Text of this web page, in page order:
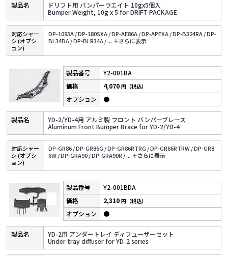
ドリフト用 バンパーウエイト 10gx5個入
Bumper Weight, 10g x 5 for DRIFT PACKAGE
対応シャー
シ (オプシ
ョン)
DP-1093A /DP-180SXA /DP-AE86A /DP-APEXA /DP-B324RA /DP-
BL34DA /DP-BLR34A /... ＋さらに表⽰
Y2-001BA
YD-2/YD-4用 アルミ製 フロント バンパーブレース
Aluminum Front Bumper Brace for YD-2/YD-4
4,070円（税込）
●
対応シャー
シ (オプシ
ョン)
DP-GR86 /DP-GR86G /DP-GR86RTRG /DP-GR86RTRW /DP-GR8
6W /DP-GRA90 /DP-GRA90R /... ＋さらに表⽰
Y2-001BDA
YD-2用 アンダートレイ ディフューザーセット
Under tray diffuser for YD-2 series
2,310円（税込）
●